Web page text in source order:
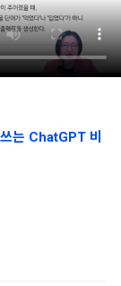
는 ChatGPT 비